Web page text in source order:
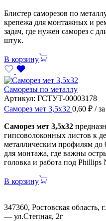
Блистер саморезов по
крепежа для монтажных и
задач, где нужен саморез с
штук.
В корзину
Саморезы по металлу
Артикул: ГСТУТ-00003178
Саморез мет 3,5х32 0,60 ₽ /
Саморез мет 3,5х32
гипсоволоконных листов к
металлическим профилям
для монтажа, где важны
головка и работа под Phillips
В корзину
347360, Ростовская область,
— ул.Степная, 2г